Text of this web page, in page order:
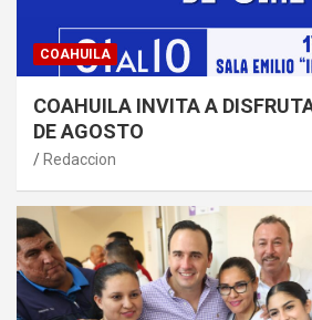
COAHUILA
COAHUILA INVITA A
DE AGOSTO
Redaccion